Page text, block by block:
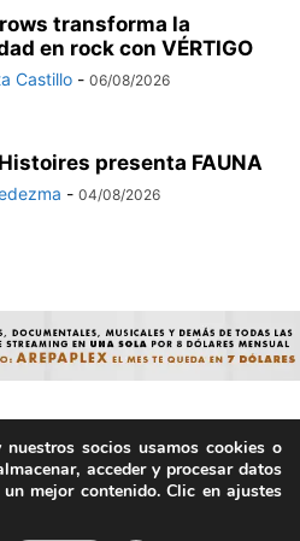
transforma la
en rock con VÉRTIGO
Castillo - 06/08/2026
presenta FAUNA
- 04/08/2026
- Hecho por humanos, no por
reservados.
socios usamos cookies o
acceder y procesar datos
mejor contenido. Clic en ajustes